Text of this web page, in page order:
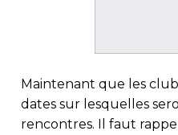
Maintenant que les
dates sur lesquelles
rencontres. Il faut